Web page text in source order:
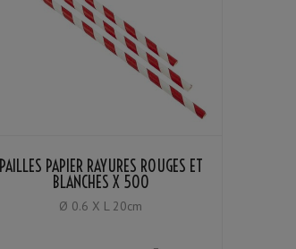
PAILLES PAPIER RAYURES ROUGES ET
BLANCHES X 500
Ø 0.6 X L 20cm